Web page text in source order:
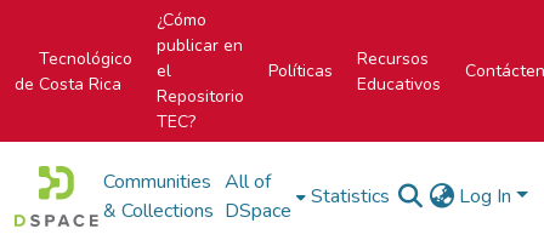
Tecnológico
de Costa Rica
¿Cómo
publicar en
el
Repositorio
TEC?
Políticas
Recursos
Educativos
Communities
& Collections
All of
DSpace
Statistics Log In